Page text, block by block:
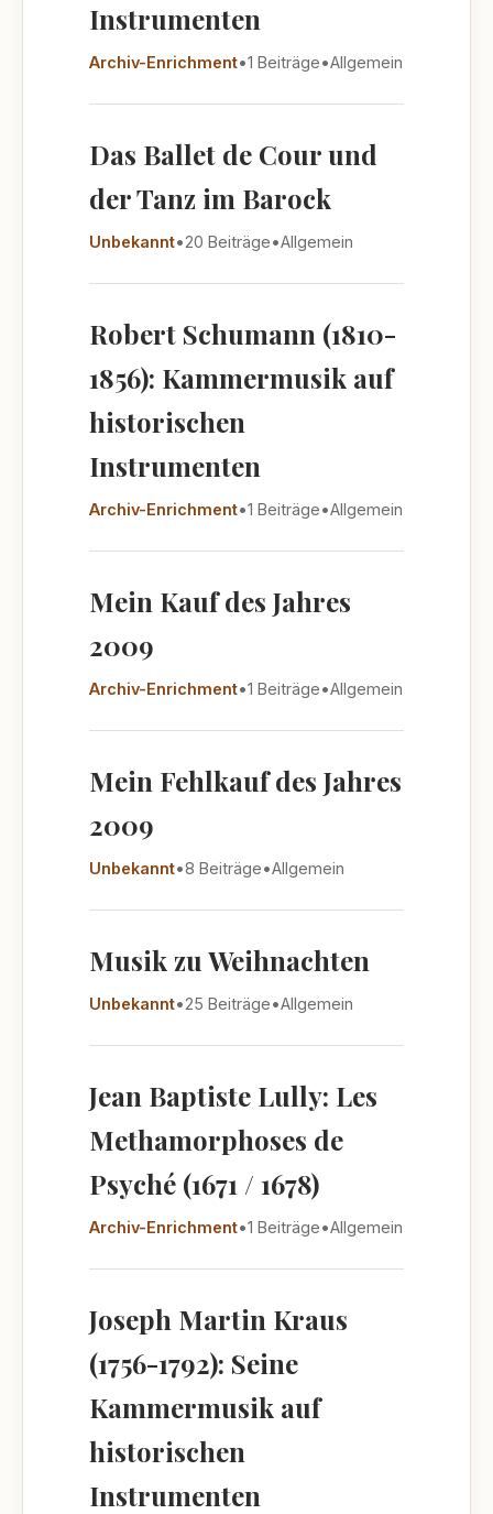
Instrumenten
Archiv-Enrichment•1 Beiträge•Allgemein
Das Ballet de Cour und
der Tanz im Barock
Unbekannt•20 Beiträge•Allgemein
Robert Schumann (1810-
1856): Kammermusik auf
historischen
Instrumenten
Archiv-Enrichment•1 Beiträge•Allgemein
Mein Kauf des Jahres
2009
Archiv-Enrichment•1 Beiträge•Allgemein
Mein Fehlkauf des Jahres
2009
Unbekannt•8 Beiträge•Allgemein
Musik zu Weihnachten
Unbekannt•25 Beiträge•Allgemein
Jean Baptiste Lully: Les
Methamorphoses de
Psyché (1671 / 1678)
Archiv-Enrichment•1 Beiträge•Allgemein
Joseph Martin Kraus
(1756-1792): Seine
Kammermusik auf
historischen
Instrumenten